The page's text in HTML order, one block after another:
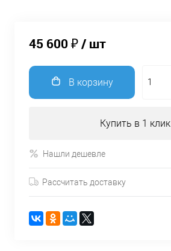
45 600 ₽/ шт
В корзину
Купить в 1 клик
Нашли дешевле
Рассчитать доставку